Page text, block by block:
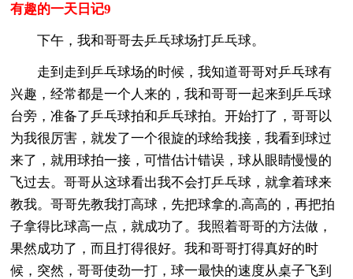
有趣的一天日记9
下午，我和哥哥去乒乓球场打乒乓球。
走到走到乒乓球场的时候，我知道哥哥对乒乓球有
兴趣，经常都是一个人来的，我和哥哥一起来到乒乓球
台旁，准备了乒乓球拍和乒乓球拍。开始打了，哥哥以
为我很厉害，就发了一个很旋的球给我接，我看到球过
来了，就用球拍一接，可惜估计错误，球从眼睛慢慢的
飞过去。哥哥从这球看出我不会打乒乓球，就拿着球来
教我。哥哥先教我打高球，先把球拿的.高高的，再把拍
子拿得比球高一点，就成功了。我照着哥哥的方法做，
果然成功了，而且打得很好。我和哥哥打得真好的时
候，突然，哥哥使劲一打，球一最快的速度从桌子飞到